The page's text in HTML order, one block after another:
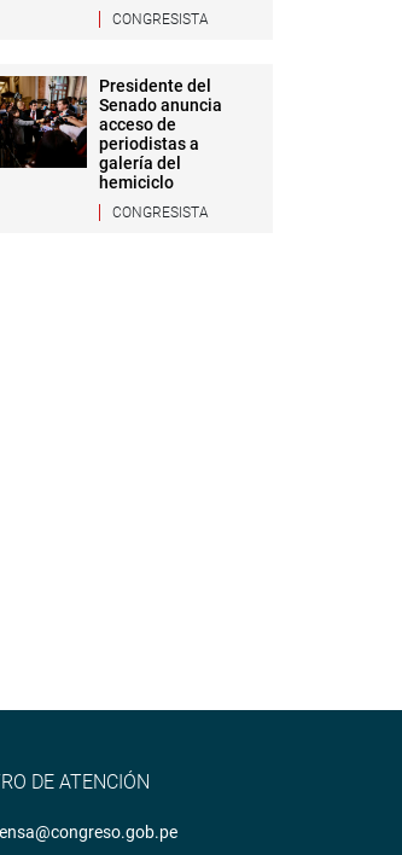
CONGRESISTA
Presidente del
Senado anuncia
acceso de
periodistas a
galería del
hemiciclo
CONGRESISTA
DE ATENCIÓN